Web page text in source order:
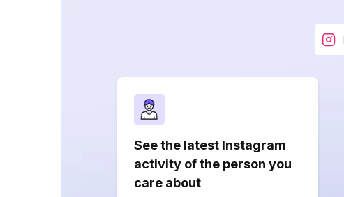
See the latest Instagram
activity of the person you
care about